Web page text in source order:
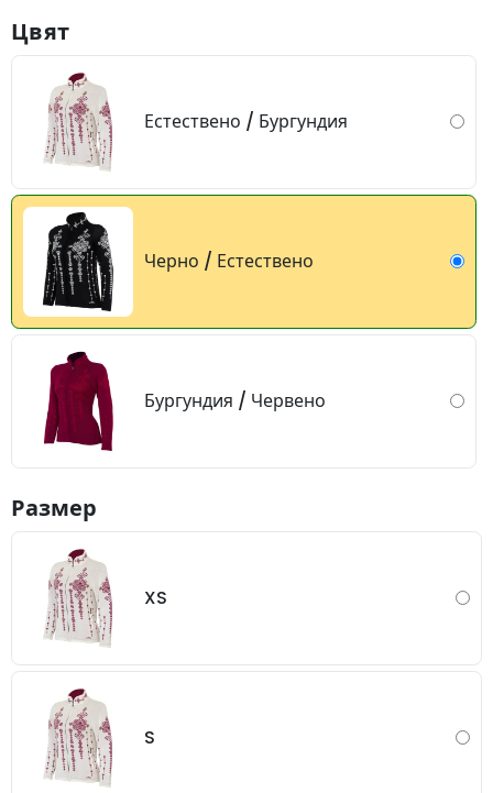
Цвят
Естествено / Бургундия
Черно / Естествено
Бургундия / Червено
Размер
XS
S